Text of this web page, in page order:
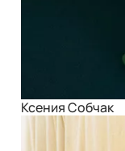
Ксения Собчак